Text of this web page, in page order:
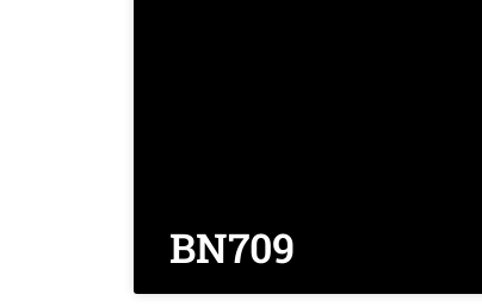
BN709